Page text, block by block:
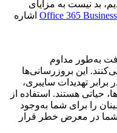
بد نیست به مزایای
اشاره
به‌طور مداوم
این بروزرسانی‌ها
تهدیدات سایبری،
حیاتی هستند. استفاده از
را برای شما به‌وجود
در معرض خطر قرار